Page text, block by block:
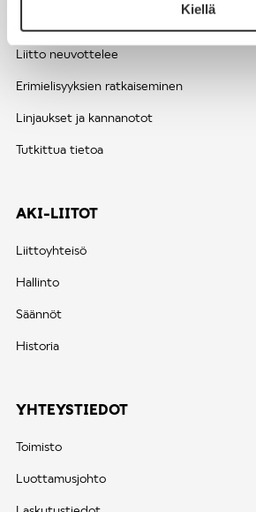
Kiellä
Liitto neuvottelee
Erimielisyyksien ratkaiseminen
Linjaukset ja kannanotot
Tutkittua tietoa
AKI-LIITOT
Liittoyhteisö
Hallinto
Säännöt
Historia
YHTEYSTIEDOT
Toimisto
Luottamusjohto